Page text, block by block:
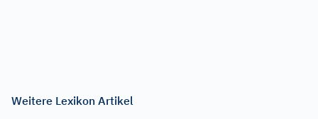
Weitere Lexikon Artikel